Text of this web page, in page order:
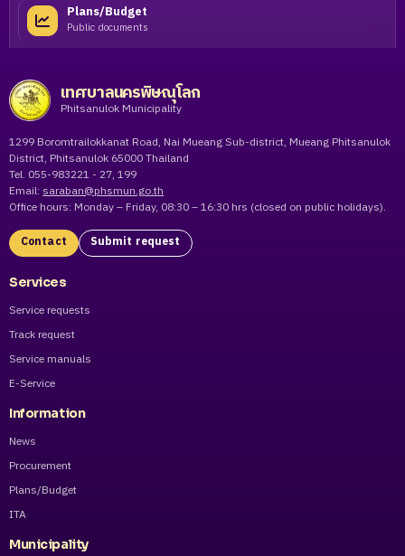
Plans/Budget
Public documents
เทศบาลนครพิษณุโลก
Phitsanulok Municipality
1299 Boromtrailokkanat Road, Nai Mueang Sub-district, Mueang Phitsanulok
District, Phitsanulok 65000 Thailand
Tel. 055-983221 - 27, 199
Email: saraban@phsmun.go.th
Office hours: Monday – Friday, 08:30 – 16:30 hrs (closed on public holidays).
Contact Submit request
Services
Service requests
Track request
Service manuals
E-Service
Information
News
Procurement
Plans/Budget
ITA
Municipality